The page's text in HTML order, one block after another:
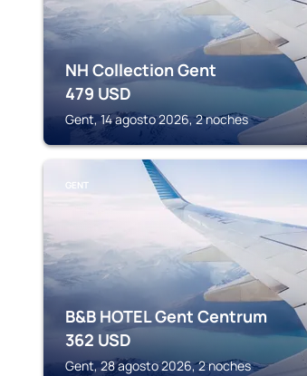
NH Collection Gent
479 USD
Gent, 14 agosto 2026, 2 noches
GENT
B&B HOTEL Gent Centrum
362 USD
Gent, 28 agosto 2026, 2 noches